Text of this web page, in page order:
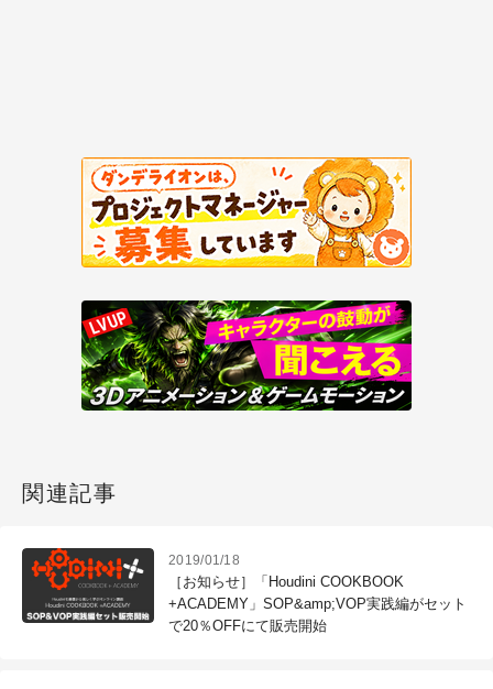
関連記事
2019/01/18
［お知らせ］「Houdini COOKBOOK
+ACADEMY」SOP&amp;VOP実践編がセット
で20％OFFにて販売開始